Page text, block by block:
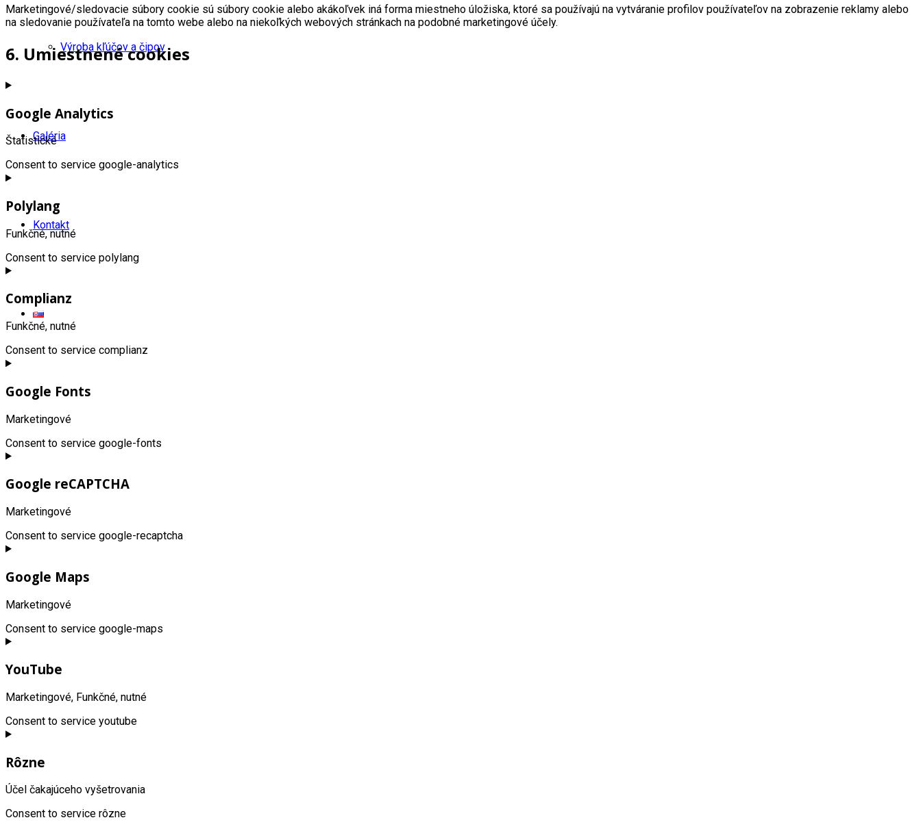
Výroba kľúčov a čipov
Galéria
Kontakt
Marketingové/sledovacie súbory cookie sú súbory cookie alebo akákoľvek iná forma miestneho úložiska, ktoré sa používajú na vytváranie profilov používateľov na zobrazenie reklamy alebo
na sledovanie používateľa na tomto webe alebo na niekoľkých webových stránkach na podobné marketingové účely.
6. Umiestnené cookies
Google Analytics
Štatistické
Consent to service google-analytics
Polylang
Funkčné, nutné
Consent to service polylang
Complianz
Funkčné, nutné
Consent to service complianz
Google Fonts
Marketingové
Consent to service google-fonts
Google reCAPTCHA
Marketingové
Consent to service google-recaptcha
Google Maps
Marketingové
Consent to service google-maps
YouTube
Marketingové, Funkčné, nutné
Consent to service youtube
Rôzne
Účel čakajúceho vyšetrovania
Consent to service rôzne